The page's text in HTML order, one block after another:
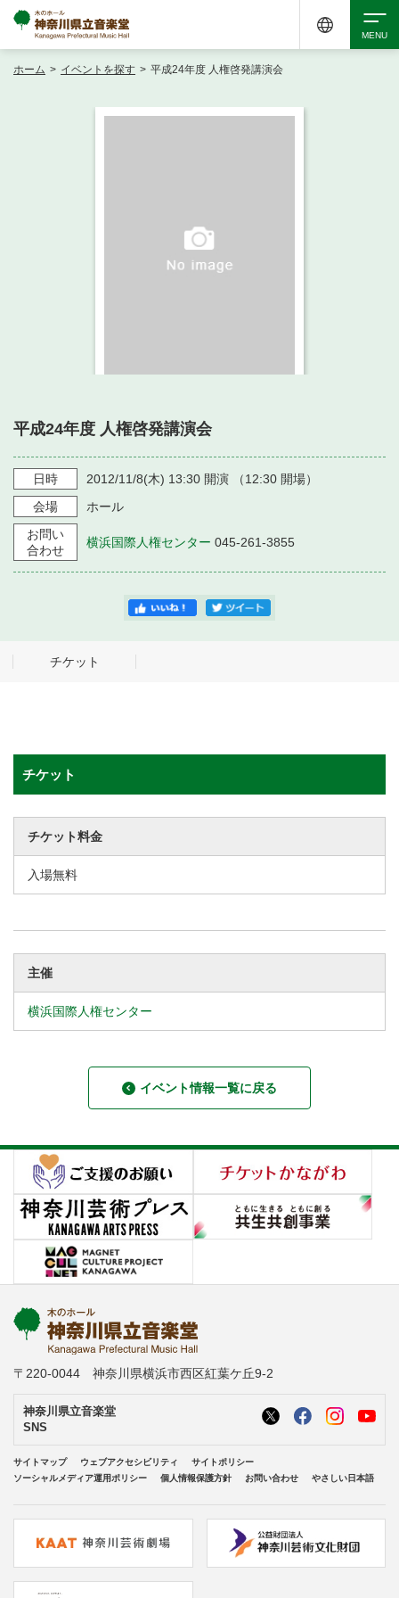
・ よくある質問
・ 施設を借りる
・ 空き状況
・ 抽選対象日
・ 利用料金
音楽堂について
・ 音楽堂のご案内
・ フロアマップ
・ 芸術参与
神奈川県立音楽堂
SNS
ホーム > イベントを探す > 平成24年度 人権啓発講演会
平成24年度 人権啓発講演会
日時 2012/11/8(木) 13:30 開演 （12:30 開場）
会場
ホール
お問い
合わせ
横浜国際人権センター 045-261-3855
チケット
チケット
チケット料金
入場無料
主催
横浜国際人権センター
イベント情報一覧に戻る
〒220-0044 神奈川県横浜市西区紅葉ケ丘9-2
神奈川県立音楽堂
SNS
サイトマップ ウェブアクセシビリティ
サイトポリシー
ソーシャルメディア運用ポリシー
個人情報保護方針 お問い合わせ やさしい日本語